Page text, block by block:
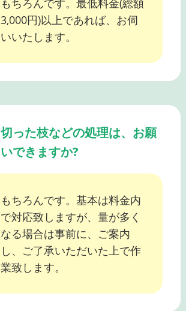
もちろんです。最低料金(総額
3,000円)以上であれば、お伺
いいたします。
切った枝などの処理は、お願
いできますか?
もちろんです。基本は料金内
で対応致しますが、量が多く
なる場合は事前に、ご案内
し、ご了承いただいた上で作
業致します。